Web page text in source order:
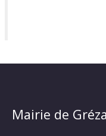
Mairie de